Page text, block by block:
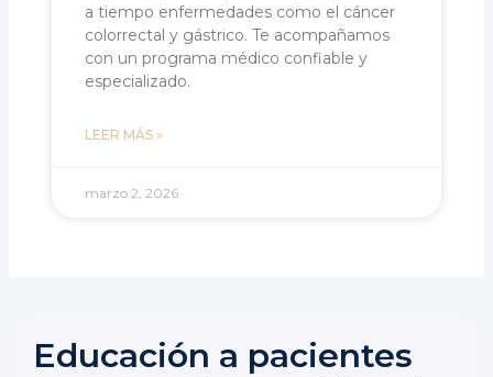
a tiempo enfermedades como el cáncer
colorrectal y gástrico. Te acompañamos
con un programa médico confiable y
especializado.
LEER MÁS »
marzo 2, 2026
Educación a pacientes